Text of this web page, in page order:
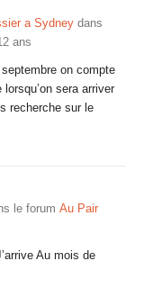
a Sydney dans
ans
on compte
sera arriver
recherche sur le
le forum Au Pair
Au mois de